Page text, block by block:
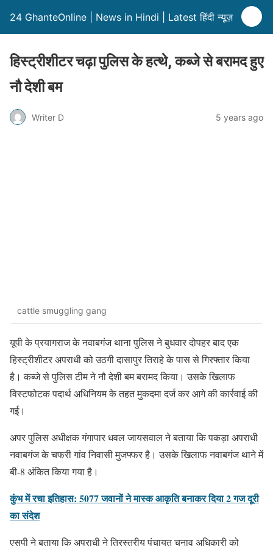
24 GhanteOnline | News in Hindi | Latest हिंदी न्यूज़
हिस्ट्रीशीटर चढ़ा पुलिस के हत्थे, कब्जे से बरामद हुए
नौ देशी बम
Writer D 5 years ago
cattle smuggling gang
यूपी के प्रयागराज के नवाबगंज थाना पुलिस ने बुधवार दोपहर बाद एक
हिस्ट्रीशीटर अपराधी को उठगी दासापुर तिराहे के पास से गिरफ्तार किया
है। कब्जे से पुलिस टीम ने नौ देशी बम बरामद किया। उसके खिलाफ
विस्टफोटक पदार्थ अधिनियम के तहत मुकदमा दर्ज कर आगे की कार्रवाई की
गई।
अपर पुलिस अधीक्षक गंगापार धवल जायसवाल ने बताया कि पकड़ा अपराधी
नवाबगंज के चफरी गांव निवासी मुजफ्फर है। उसके खिलाफ नवाबगंज थाने में
बी-8 अंकित किया गया है।
कुंभ में रचा इतिहास: 5077 जवानों ने मास्क आकृति बनाकर दिया 2 गज दूरी
का संदेश
एसपी ने बताया कि अपराधी ने त्रिस्तरीय पंचायत चुनाव अधिकारी को